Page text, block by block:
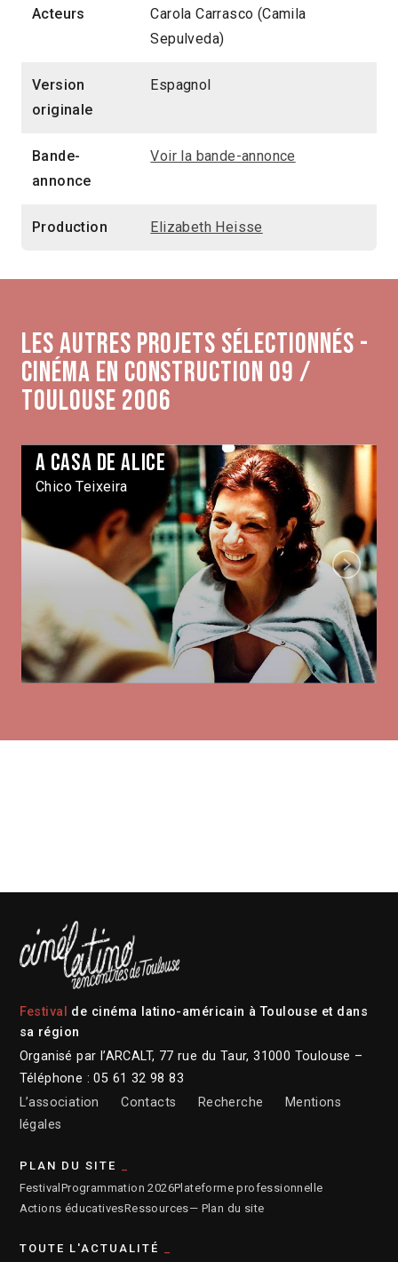
Acteurs
Carola Carrasco (Camila
Sepulveda)
Version
originale
Espagnol
Bande-
annonce
Voir la bande-annonce
Production Elizabeth Heisse
Les autres projets sélectionnés -
Cinéma en construction 09 /
Toulouse 2006
A casa de Alice
Chico Teixeira
Next
Festival
de cinéma latino-américain à Toulouse et dans
sa région
Organisé par l’ARCALT, 77 rue du Taur, 31000 Toulouse –
Téléphone : 05 61 32 98 83
L’association
Contacts Recherche
Mentions
légales
PLAN DU SITE
Festival Programmation 2026Plateforme professionnelle
Actions éducativesRessources— Plan du site
TOUTE L'ACTUALITÉ